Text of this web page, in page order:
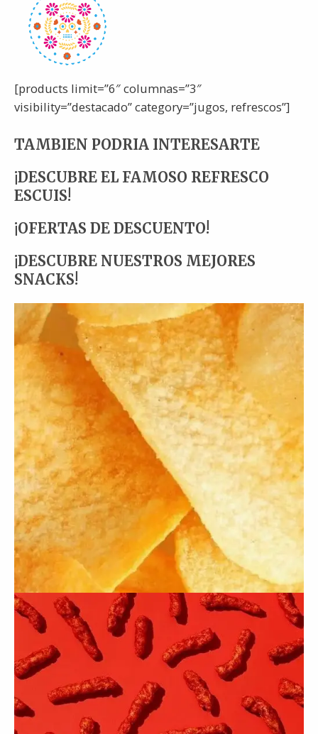
[products limit=”6″ columnas=”3″
visibility=”destacado” category=”jugos, refrescos”]
TAMBIEN PODRIA INTERESARTE
¡DESCUBRE EL FAMOSO REFRESCO
ESCUIS!
¡OFERTAS DE DESCUENTO!
¡DESCUBRE NUESTROS MEJORES
SNACKS!